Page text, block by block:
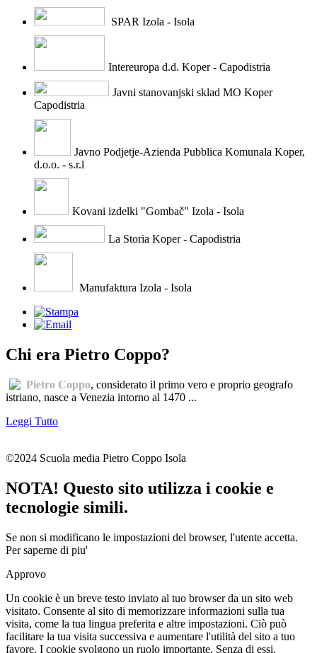
SPAR Izola - Isola
Intereuropa d.d. Koper - Capodistria
Javni stanovanjski sklad MO Koper
Capodistria
Javno Podjetje-Azienda Pubblica Komunala Koper,
d.o.o. - s.r.l
Kovani izdelki "Gombač" Izola - Isola
La Storia Koper - Capodistria
Manufaktura Izola - Isola
Chi era Pietro Coppo?
Pietro Coppo, considerato il primo vero e proprio geografo
istriano, nasce a Venezia intorno al 1470 ...
Leggi Tutto
©2024 Scuola media Pietro Coppo Isola
NOTA! Questo sito utilizza i cookie e
tecnologie simili.
Se non si modificano le impostazioni del browser, l'utente accetta.
Per saperne di piu'
Approvo
Un cookie è un breve testo inviato al tuo browser da un sito web
visitato. Consente al sito di memorizzare informazioni sulla tua
visita, come la tua lingua preferita e altre impostazioni. Ciò può
facilitare la tua visita successiva e aumentare l'utilità del sito a tuo
favore. I cookie svolgono un ruolo importante. Senza di essi,